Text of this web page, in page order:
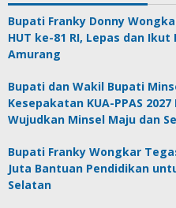
Bupati Franky Donny
HUT ke-81 RI, Lepas dan
Amurang
Bupati dan Wakil Bupati
Kesepakatan KUA-PPAS
Wujudkan Minsel Maju dan
Bupati Franky Wongkar
Juta Bantuan Pendidikan
Selatan